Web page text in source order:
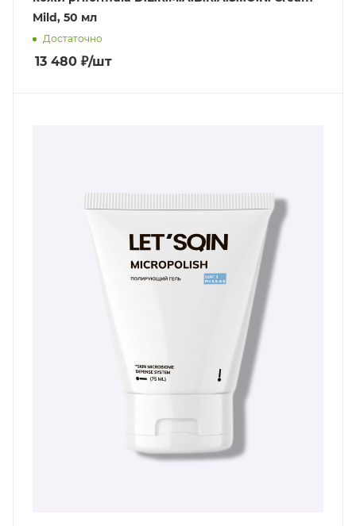
Mild, 50 мл
Достаточно
13 480 ₽/шт